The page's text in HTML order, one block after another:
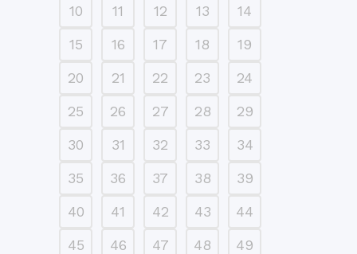
10
11 12 13
14
15
16 17 18
19
20
21 22 23
24
25
26 27 28
29
30
31 32 33
34
35
36 37 38
39
40
41 42 43
44
45
46 47 48
49